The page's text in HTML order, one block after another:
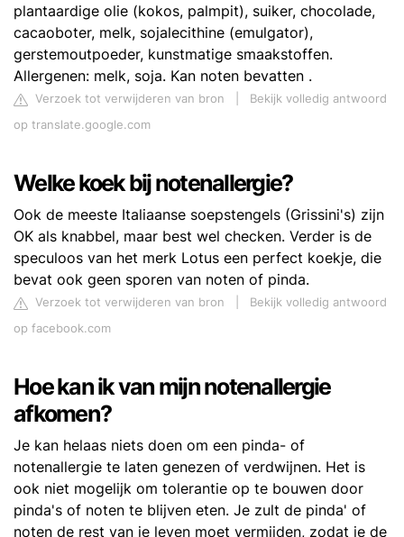
plantaardige olie (kokos, palmpit), suiker, chocolade,
cacaoboter, melk, sojalecithine (emulgator),
gerstemoutpoeder, kunstmatige smaakstoffen.
Allergenen: melk, soja. Kan noten bevatten .
Verzoek tot verwijderen van bron
Bekijk volledig antwoord
op translate.google.com
Welke koek bij notenallergie?
Ook de meeste Italiaanse soepstengels (Grissini's) zijn
OK als knabbel, maar best wel checken. Verder is de
speculoos van het merk Lotus een perfect koekje, die
bevat ook geen sporen van noten of pinda.
Verzoek tot verwijderen van bron
Bekijk volledig antwoord
op facebook.com
Hoe kan ik van mijn notenallergie
afkomen?
Je kan helaas niets doen om een pinda- of
notenallergie te laten genezen of verdwijnen. Het is
ook niet mogelijk om tolerantie op te bouwen door
pinda's of noten te blijven eten. Je zult de pinda' of
noten de rest van je leven moet vermijden, zodat je de